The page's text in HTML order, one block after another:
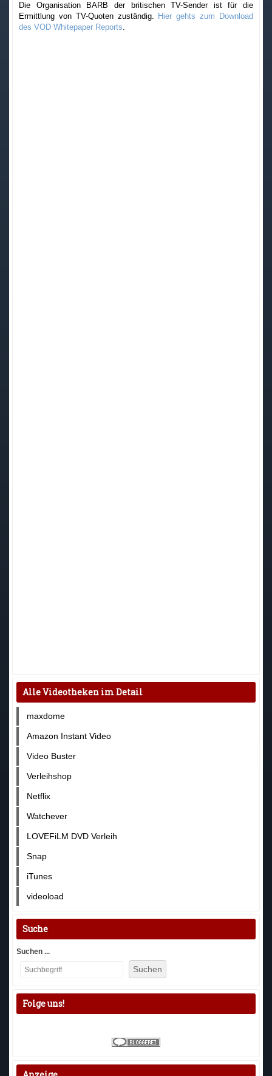
Die Organisation BARB der britischen TV-Sender ist für die
Ermittlung von TV-Quoten zuständig. Hier gehts zum Download
des VOD Whitepaper Reports.
Alle Videotheken im Detail
maxdome
Amazon Instant Video
Video Buster
Verleihshop
Netflix
Watchever
LOVEFiLM DVD Verleih
Snap
iTunes
videoload
Suche
Suchen ...
Suchen
Folge uns!